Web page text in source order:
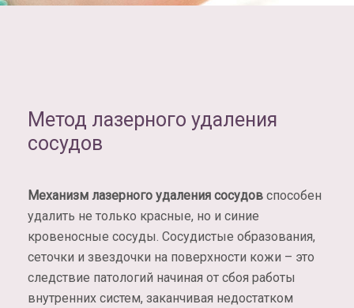
Метод лазерного удаления
сосудов
Механизм лазерного удаления сосудов способен
удалить не только красные, но и синие
кровеносные сосуды. Сосудистые образования,
сеточки и звездочки на поверхности кожи – это
следствие патологий начиная от сбоя работы
внутренних систем, заканчивая недостатком